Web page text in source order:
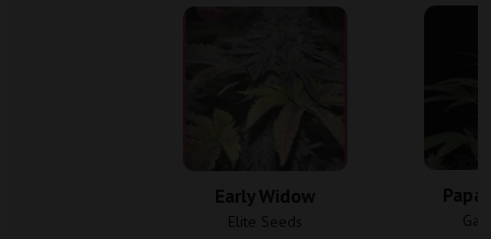
Early Widow
Elite Seeds